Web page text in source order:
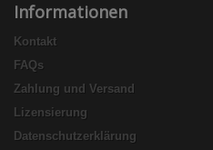
Informationen
Kontakt
FAQs
Zahlung und Versand
Lizensierung
Datenschutzerklärung